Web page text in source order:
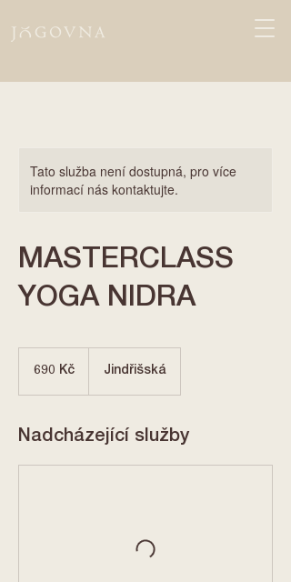
Tato služba není dostupná, pro více
informací nás kontaktujte.
MASTERCLASS
YOGA NIDRA
českých
korun690 Kč Jindřišská
Nadcházející služby